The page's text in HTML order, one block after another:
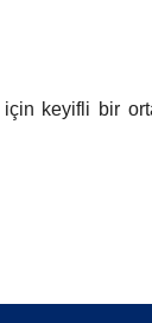
için keyifli bir